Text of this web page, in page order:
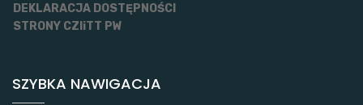
DEKLARACJA DOSTĘPNOŚCI
STRONY CZIiTT PW
SZYBKA NAWIGACJA